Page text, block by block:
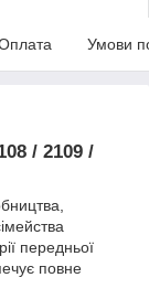
Умови
/ 2109 /
передньої
повне